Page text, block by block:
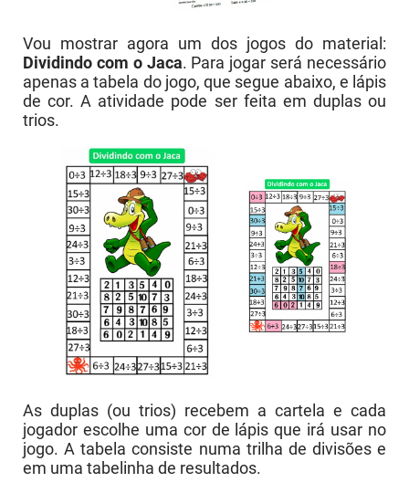
Vou mostrar agora um dos jogos do material:
Dividindo com o Jaca. Para jogar será necessário
apenas a tabela do jogo, que segue abaixo, e lápis
de cor. A atividade pode ser feita em duplas ou
trios.
As duplas (ou trios) recebem a cartela e cada
jogador escolhe uma cor de lápis que irá usar no
jogo. A tabela consiste numa trilha de divisões e
em uma tabelinha de resultados.